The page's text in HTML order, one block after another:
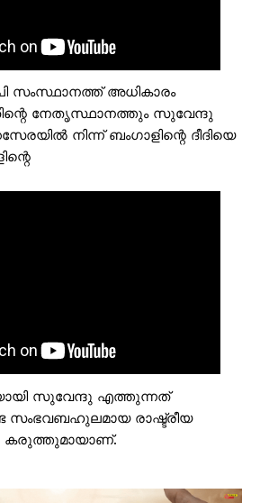
സംസ്ഥാനത്ത് അധികാരം
നേതൃസ്ഥാനത്തും സുവേന്ദു
നിന്ന് ബംഗാളിന്റെ ദീദിയെ
സുവേന്ദു എത്തുന്നത്
സംഭവബഹുലമായ രാഷ്ട്രീയ
കരുത്തുമായാണ്.